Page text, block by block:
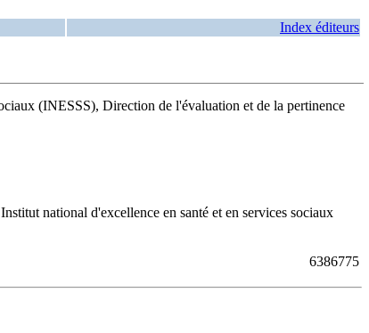
Index éditeurs
(INESSS), Direction de l'évaluation et de la pertinence
national d'excellence en santé et en services sociaux
6386775